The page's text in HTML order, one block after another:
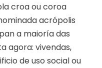
croa ou coroa
acrópolis
a maioría das
agora: vivendas,
de uso social ou